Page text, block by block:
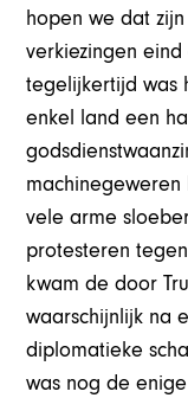
hopen we dat
verkiezingen
tegelijkertijd was
enkel land een
vele arme
protesteren
kwam de door
waarschijnlijk na
diplomatieke
was nog de